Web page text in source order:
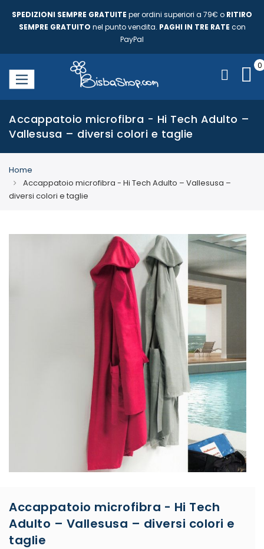
SPEDIZIONI SEMPRE GRATUITE per ordini superiori a 79€ o RITIRO
SEMPRE GRATUITO nel punto vendita. PAGHI IN TRE RATE con
PayPal
Accappatoio microfibra - Hi Tech Adulto –
Vallesusa – diversi colori e taglie
Home
Accappatoio microfibra - Hi Tech Adulto – Vallesusa –
diversi colori e taglie
Accappatoio microfibra - Hi Tech
Adulto – Vallesusa – diversi colori e
taglie